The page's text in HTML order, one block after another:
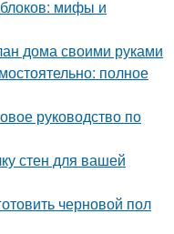
мифы и
дома своими руками
полное
руководство по
стен для вашей
черновой пол